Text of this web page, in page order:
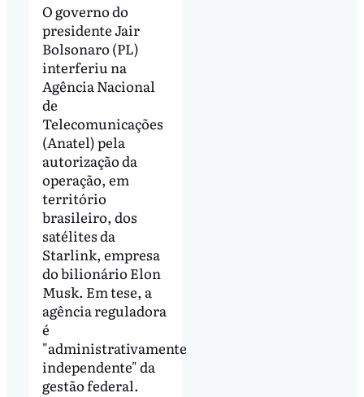
O governo do
presidente Jair
Bolsonaro (PL)
interferiu na
Agência Nacional
de
Telecomunicações
(Anatel) pela
autorização da
operação, em
território
brasileiro, dos
satélites da
Starlink, empresa
do bilionário Elon
Musk. Em tese, a
agência reguladora
é
"administrativamente
independente" da
gestão federal.